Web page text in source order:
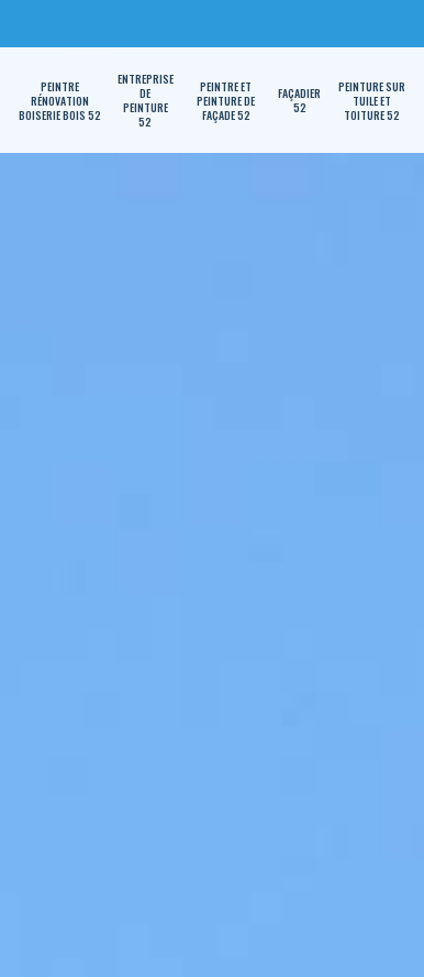
PEINTRE
RÉNOVATION
BOISERIE BOIS 52
ENTREPRISE
DE
PEINTURE
52
PEINTRE ET
PEINTURE DE
FAÇADE 52
FAÇADIER
52
PEINTURE SUR
TUILE ET
TOITURE 52